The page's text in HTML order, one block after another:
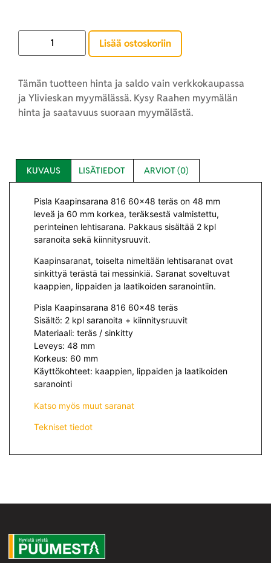
Lisää ostoskoriin
Tämän tuotteen hinta ja saldo vain verkkokaupassa
ja Ylivieskan myymälässä. Kysy Raahen myymälän
hinta ja saatavuus suoraan myymälästä.
KUVAUS LISÄTIEDOT ARVIOT (0)
Pisla Kaapinsarana 816 60×48 teräs on 48 mm
leveä ja 60 mm korkea, teräksestä valmistettu,
perinteinen lehtisarana. Pakkaus sisältää 2 kpl
saranoita sekä kiinnitysruuvit.
Kaapinsaranat, toiselta nimeltään lehtisaranat ovat
sinkittyä terästä tai messinkiä. Saranat soveltuvat
kaappien, lippaiden ja laatikoiden saranointiin.
Pisla Kaapinsarana 816 60×48 teräs
Sisältö: 2 kpl saranoita + kiinnitysruuvit
Materiaali: teräs / sinkitty
Leveys: 48 mm
Korkeus: 60 mm
Käyttökohteet: kaappien, lippaiden ja laatikoiden
saranointi
Katso myös muut saranat
Tekniset tiedot